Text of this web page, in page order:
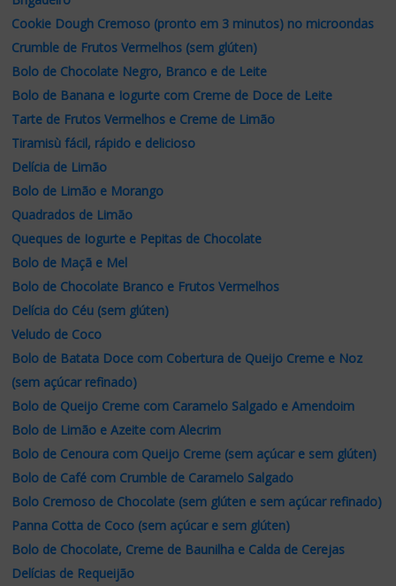
Cookie Dough Cremoso (pronto em 3 minutos) no microondas
Crumble de Frutos Vermelhos (sem glúten)
Bolo de Chocolate Negro, Branco e de Leite
Bolo de Banana e Iogurte com Creme de Doce de Leite
Tarte de Frutos Vermelhos e Creme de Limão
Tiramisù fácil, rápido e delicioso
Delícia de Limão
Bolo de Limão e Morango
Quadrados de Limão
Queques de Iogurte e Pepitas de Chocolate
Bolo de Maçã e Mel
Bolo de Chocolate Branco e Frutos Vermelhos
Delícia do Céu (sem glúten)
Veludo de Coco
Bolo de Batata Doce com Cobertura de Queijo Creme e Noz
(sem açúcar refinado)
Bolo de Queijo Creme com Caramelo Salgado e Amendoim
Bolo de Limão e Azeite com Alecrim
Bolo de Cenoura com Queijo Creme (sem açúcar e sem glúten)
Bolo de Café com Crumble de Caramelo Salgado
Bolo Cremoso de Chocolate (sem glúten e sem açúcar refinado)
Panna Cotta de Coco (sem açúcar e sem glúten)
Bolo de Chocolate, Creme de Baunilha e Calda de Cerejas
Delícias de Requeijão